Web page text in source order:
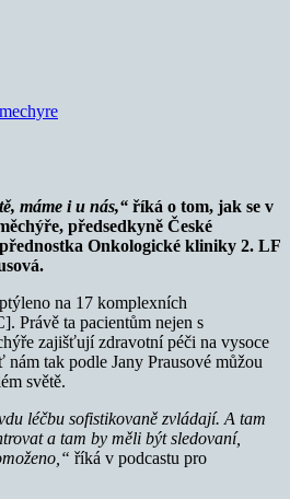
máme i u nás,“ říká o tom, jak se v
předsedkyně České
Onkologické kliniky 2. LF
na 17 komplexních
Právě ta pacientům nejen s
zajišťují zdravotní péči na vysoce
tak podle Jany Prausové můžou
světě.
léčbu sofistikovaně zvládají. A tam
a tam by měli být sledovaní,
říká v podcastu pro